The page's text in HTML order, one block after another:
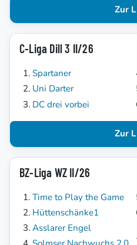
Zur
C-Liga Dill 3 II/26
Spartaner
Uni Darter
DC drei vorbei
Zur
BZ-Liga WZ II/26
Time to Play the Game
Hüttenschänke1
Asslarer Engel